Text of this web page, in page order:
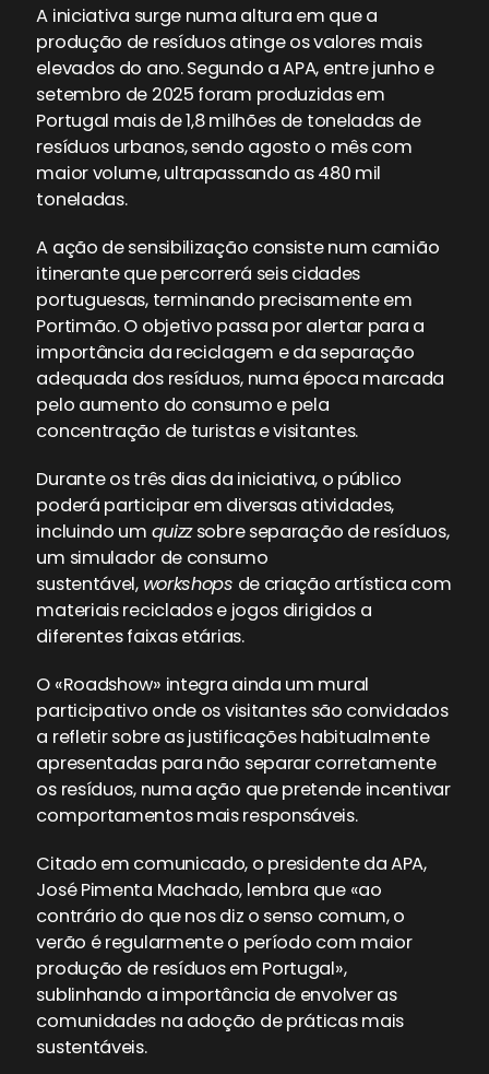
A iniciativa surge numa altura em que a
produção de resíduos atinge os valores mais
elevados do ano. Segundo a APA, entre junho e
setembro de 2025 foram produzidas em
Portugal mais de 1,8 milhões de toneladas de
resíduos urbanos, sendo agosto o mês com
maior volume, ultrapassando as 480 mil
toneladas.
A ação de sensibilização consiste num camião
itinerante que percorrerá seis cidades
portuguesas, terminando precisamente em
Portimão. O objetivo passa por alertar para a
importância da reciclagem e da separação
adequada dos resíduos, numa época marcada
pelo aumento do consumo e pela
concentração de turistas e visitantes.
Durante os três dias da iniciativa, o público
poderá participar em diversas atividades,
incluindo um quizzsobre separação de resíduos,
um simulador de consumo
sustentável, workshops de criação artística com
materiais reciclados e jogos dirigidos a
diferentes faixas etárias.
O «Roadshow» integra ainda um mural
participativo onde os visitantes são convidados
a refletir sobre as justificações habitualmente
apresentadas para não separar corretamente
os resíduos, numa ação que pretende incentivar
comportamentos mais responsáveis.
Citado em comunicado, o presidente da APA,
José Pimenta Machado, lembra que «ao
contrário do que nos diz o senso comum, o
verão é regularmente o período com maior
produção de resíduos em Portugal»,
sublinhando a importância de envolver as
comunidades na adoção de práticas mais
sustentáveis.